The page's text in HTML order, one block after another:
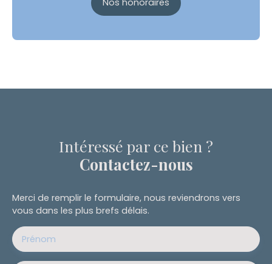
Nos honoraires
Intéressé par ce bien ?
Contactez-nous
Merci de remplir le formulaire, nous reviendrons vers
vous dans les plus brefs délais.
Prénom